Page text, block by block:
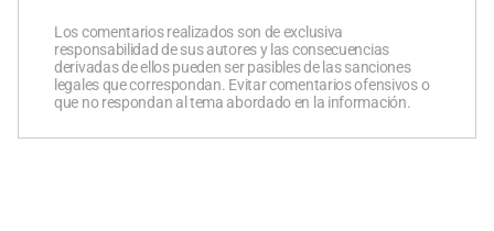
Los comentarios realizados son de exclusiva
responsabilidad de sus autores y las consecuencias
derivadas de ellos pueden ser pasibles de las sanciones
legales que correspondan. Evitar comentarios ofensivos o
que no respondan al tema abordado en la información.